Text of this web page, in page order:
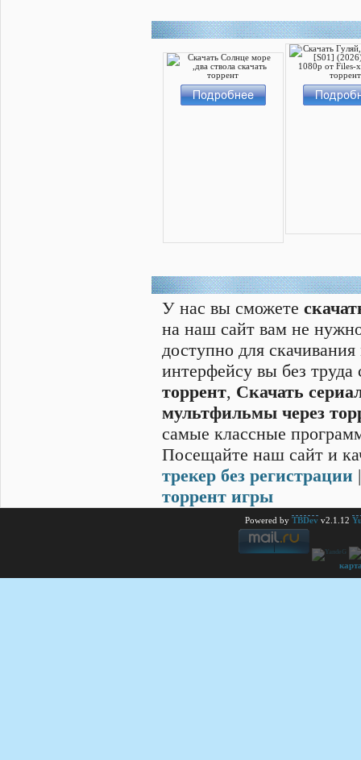
У нас вы сможете
на наш сайт вам не
доступно для
интерфейсу вы без
торрент, Скачать
мультфильмы через
самые классные
Посещайте наш сайт и
трекер без регистрации
торрент игры
Powered by TBDev v2.1.12